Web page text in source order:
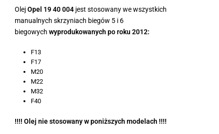
OlejOpel 19 40 004 jest stosowany we wszystkich
manualnych skrzyniach biegów 5 i 6
biegowych wyprodukowanych po roku 2012:
F13
F17
M20
M22
M32
F40
!!!! Olej nie stosowany w poniższych modelach !!!!